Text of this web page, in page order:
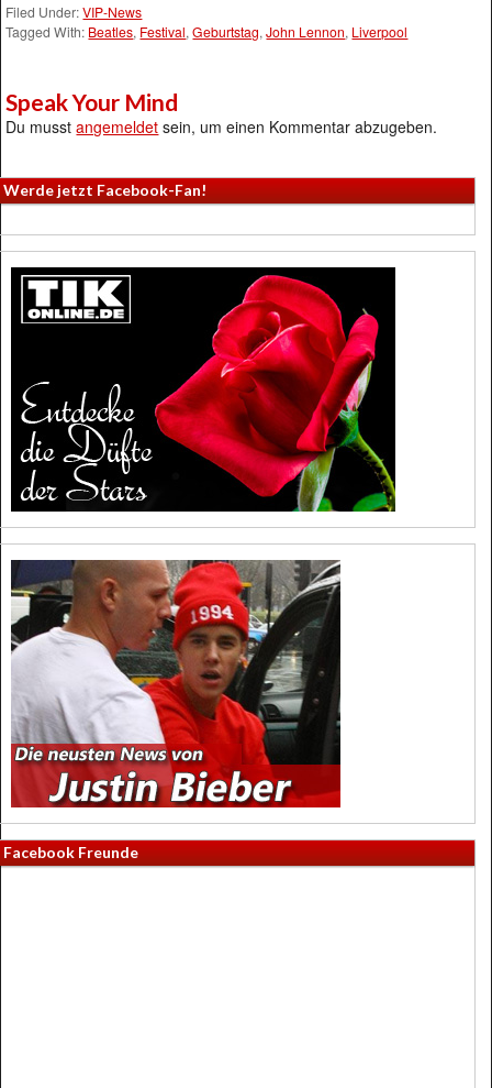
Filed Under:VIP-News
Tagged With: Beatles, Festival,Geburtstag,John Lennon, Liverpool
Speak Your Mind
Du musstangemeldet sein, um einen Kommentar abzugeben.
Werde jetzt Facebook-Fan!
Facebook Freunde